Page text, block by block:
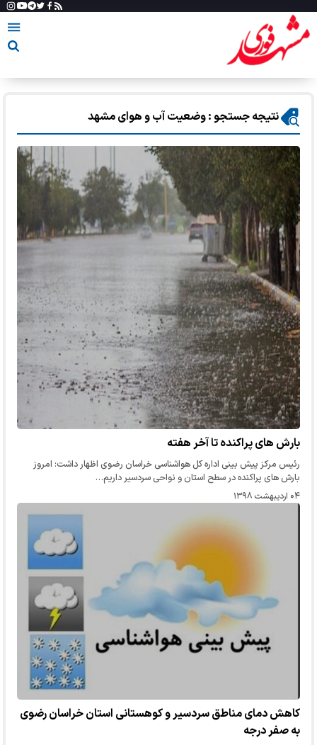
نتیجه جستجو : وضعیت آب و هوای مشهد
بارش های پراکنده تا آخر هفته
رئیس مرکز پیش بینی اداره کل هواشناسی خراسان رضوی اظهار داشت: امروز
بارش های پراکنده در سطح استان و نواحی سردسیر داریم…
۰۴ اردیبهشت ۱۳۹۸
کاهش دمای مناطق سردسیر و کوهستانی استان خراسان رضوی
به صفر درجه